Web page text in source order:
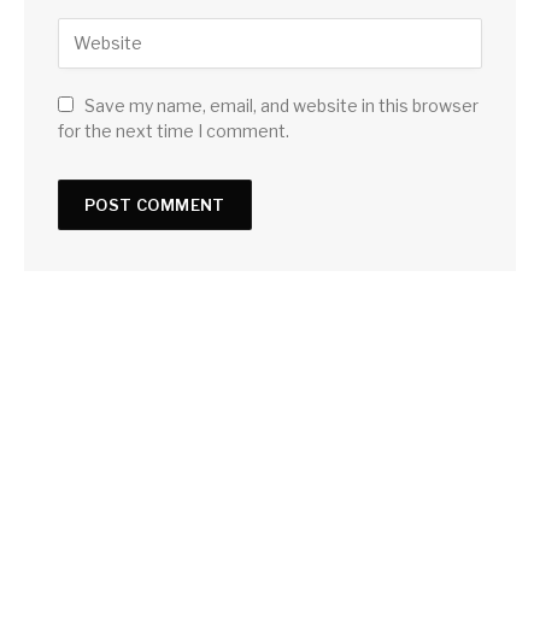
Save my name, email, and website in this browser
for the next time I comment.